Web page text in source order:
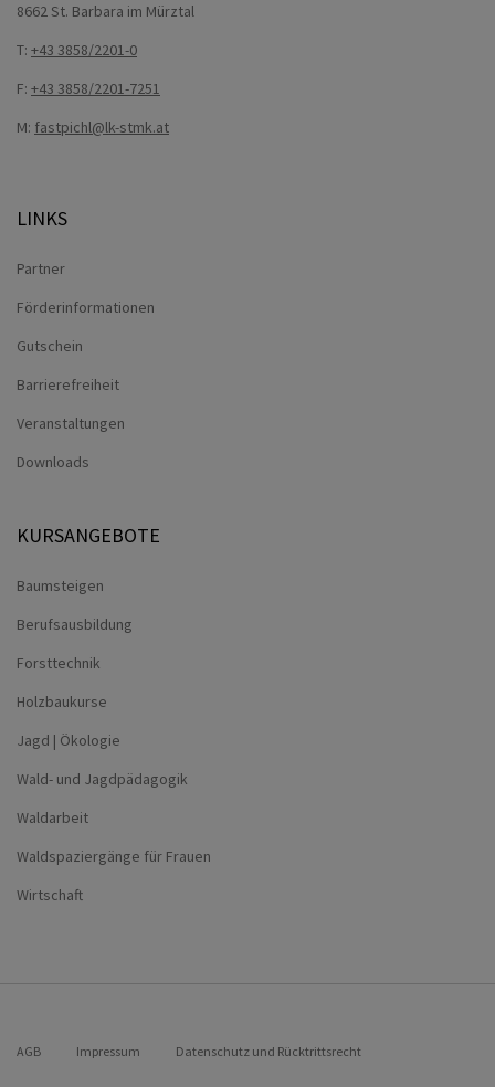
8662 St. Barbara im Mürztal
T: +43 3858/2201-0
F: +43 3858/2201-7251
M: fastpichl@lk-stmk.at
LINKS
Partner
Förderinformationen
Gutschein
Barrierefreiheit
Veranstaltungen
Downloads
KURSANGEBOTE
Baumsteigen
Berufsausbildung
Forsttechnik
Holzbaukurse
Jagd | Ökologie
Wald- und Jagdpädagogik
Waldarbeit
Waldspaziergänge für Frauen
Wirtschaft
AGB Impressum Datenschutz und Rücktrittsrecht